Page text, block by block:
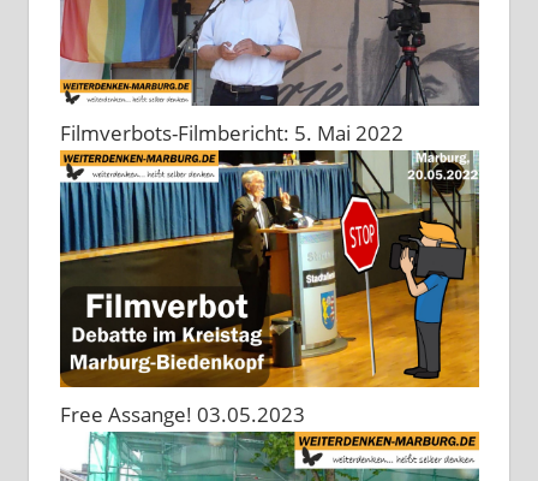
Filmverbots-Filmbericht: 5. Mai 2022
Free Assange! 03.05.2023